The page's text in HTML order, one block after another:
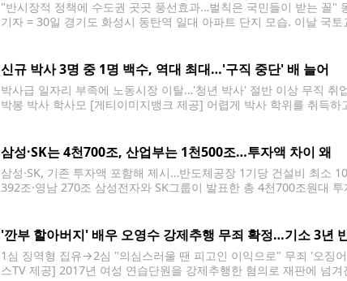
"반시장적 정책에 수도권 곳곳 풍선효과…벌칙은 국민들이 받는 꼴"
기자 = 30일 경기도 화성시 동탄역 일대 아파트 단지 모습. 이날 국
신규 박사 3명 중 1명 백수, 역대 최대…'구직 중단' 배 늘어
박사급 일자리 부족에 노동시장 이탈…'청년 박사' 절반 이상 무직 취
박봉 박사 학사모 [게티이미지뱅크 제공] 어렵게 박사 학위를 취득
삼성·SK는 4천700조, 산업부는 1천500조…투자액 차이 왜
삼성·SK, 기존 투자액 포함해 제시…반도체공장 1기당 건설비 최소
392조·영남 270조 삼성전자와 SK그룹이 발표한 총 4천700조원대
'깐부 할아버지' 배우 오영수 강제추행 무죄 확정…기소 3년
1심 징역형 집유→2심 "의심스러울 땐 피고인 이익으로" 무죄 '오징
스TV 제공] 2017년 여성 연습단원을 강제추행한 혐의로 재판에 넘